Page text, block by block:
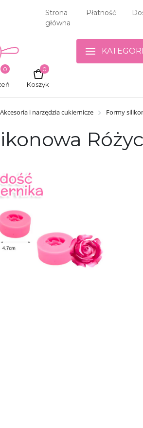
Strona
główna
Płatność
0
Koszyk
0
Akcesoria i narzędzia cukiernicze Formy